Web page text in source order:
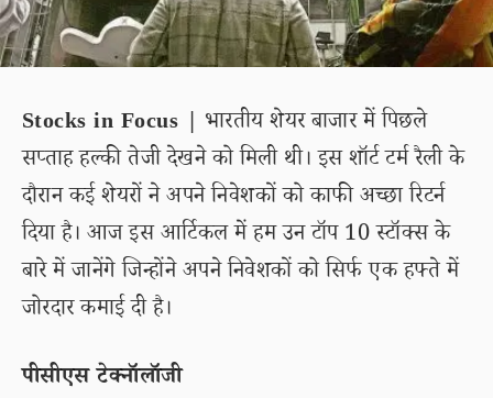
Stocks in Focus | भारतीय शेयर बाजार में पिछले
सप्ताह हल्की तेजी देखने को मिली थी। इस शॉर्ट टर्म रैली के
दौरान कई शेयरों ने अपने निवेशकों को काफी अच्छा रिटर्न
दिया है। आज इस आर्टिकल में हम उन टॉप 10 स्टॉक्स के
बारे में जानेंगे जिन्होंने अपने निवेशकों को सिर्फ एक हफ्ते में
जोरदार कमाई दी है।
पीसीएस टेक्नॉलॉजी